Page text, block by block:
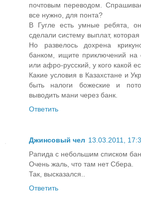
почтовым переводом.
все нужно, для понта?
В Гугле есть умные ребята,
сделали систему выплат,
Но развелось дохрена
банком, ищите приключений на
или афро-русский, у кого какой
Какие условия в Казахстане и
быть налоги божеские и
выводить мани через банк.
Ответить
Джинсовый чел 13.03.2011,
Рапида с небольшим списком
Очень жаль, что там нет Сбера.
Так, высказался..
Ответить